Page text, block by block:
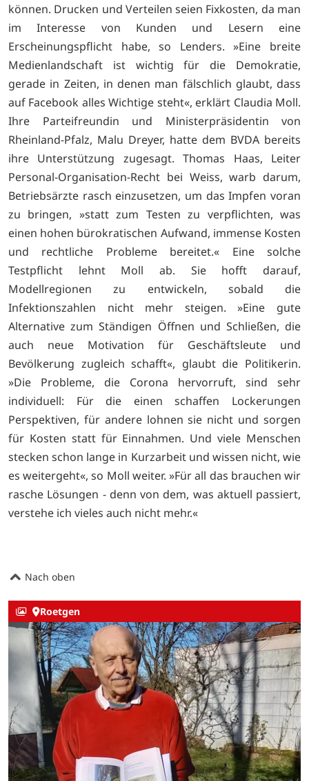
können. Drucken und Verteilen seien Fixkosten, da man
im Interesse von Kunden und Lesern eine
Erscheinungspflicht habe, so Lenders. »Eine breite
Medienlandschaft ist wichtig für die Demokratie,
gerade in Zeiten, in denen man fälschlich glaubt, dass
auf Facebook alles Wichtige steht«, erklärt Claudia Moll.
Ihre Parteifreundin und Ministerpräsidentin von
Rheinland-Pfalz, Malu Dreyer, hatte dem BVDA bereits
ihre Unterstützung zugesagt. Thomas Haas, Leiter
Personal-Organisation-Recht bei Weiss, warb darum,
Betriebsärzte rasch einzusetzen, um das Impfen voran
zu bringen, »statt zum Testen zu verpflichten, was
einen hohen bürokratischen Aufwand, immense Kosten
und rechtliche Probleme bereitet.« Eine solche
Testpflicht lehnt Moll ab. Sie hofft darauf,
Modellregionen zu entwickeln, sobald die
Infektionszahlen nicht mehr steigen. »Eine gute
Alternative zum Ständigen Öffnen und Schließen, die
auch neue Motivation für Geschäftsleute und
Bevölkerung zugleich schafft«, glaubt die Politikerin.
»Die Probleme, die Corona hervorruft, sind sehr
individuell: Für die einen schaffen Lockerungen
Perspektiven, für andere lohnen sie nicht und sorgen
für Kosten statt für Einnahmen. Und viele Menschen
stecken schon lange in Kurzarbeit und wissen nicht, wie
es weitergeht«, so Moll weiter. »Für all das brauchen wir
rasche Lösungen - denn von dem, was aktuell passiert,
verstehe ich vieles auch nicht mehr.«
Nach oben
Roetgen